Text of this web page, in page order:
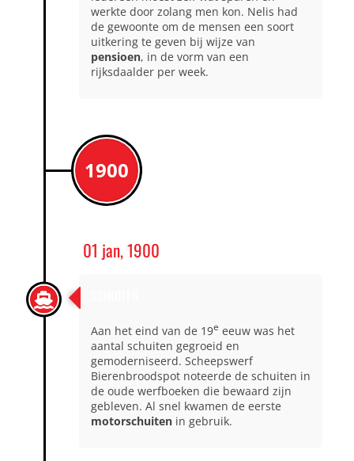
werkte door zolang men kon. Nelis had
de gewoonte om de mensen een soort
uitkering te geven bij wijze van
pensioen, in de vorm van een
rijksdaalder per week.
1900
01 jan, 1900
Aan het eind van de 19e eeuw was het
aantal schuiten gegroeid en
gemoderniseerd. Scheepswerf
Bierenbroodspot noteerde de schuiten in
de oude werfboeken die bewaard zijn
gebleven. Al snel kwamen de eerste
motorschuiten in gebruik.